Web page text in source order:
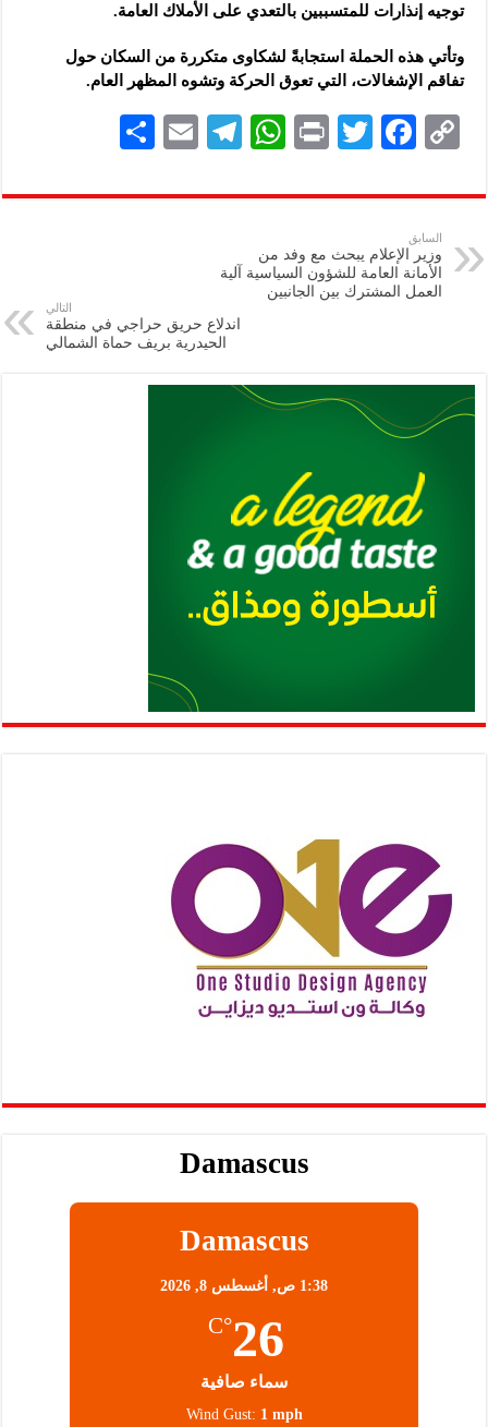
توجيه إنذارات للمتسببين بالتعدي على الأملاك العامة.
وتأتي هذه الحملة استجابةً لشكاوى متكررة من السكان حول
تفاقم الإشغالات، التي تعوق الحركة وتشوه المظهر العام.
C
p
y
Li
n
F
eb
k
T
tt
P
nt
W
at
A
p
Te
gr
E
ai
ar
السابق
وزير الإعلام يبحث مع وفد من
الأمانة العامة للشؤون السياسية آلية
العمل المشترك بين الجانبين
التالي
اندلاع حريق حراجي في منطقة
الحيدرية بريف حماة الشمالي
Damascus
Damascus
1:38 ص, أغسطس 8, 2026
26
°C
سماء صافية
Wind Gust: 1 mph